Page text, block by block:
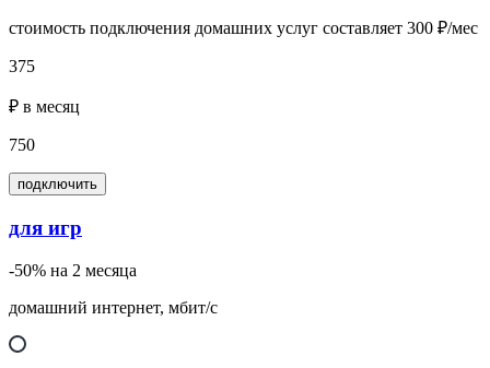
стоимость подключения домашних услуг составляет 300 ₽/мес
375
₽ в месяц
750
подключить
для игр
-50% на 2 месяца
домашний интернет, мбит/с